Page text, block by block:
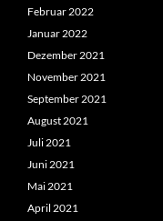
Februar 2022
Januar 2022
Dezember 2021
November 2021
September 2021
August 2021
Juli 2021
Juni 2021
Mai 2021
April 2021